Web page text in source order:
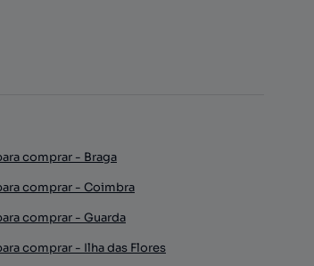
comprar - Braga
comprar - Coimbra
comprar - Guarda
comprar - Ilha das Flores